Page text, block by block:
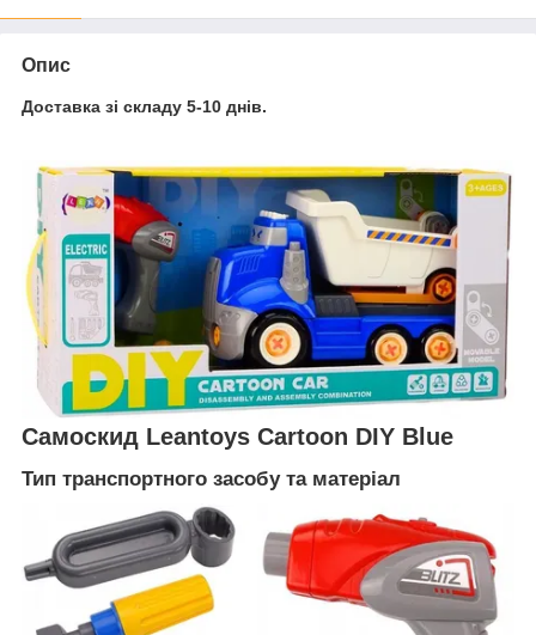
Опис
Доставка зі складу 5-10 днів.
Самоскид Leantoys Cartoon DIY Blue
Тип транспортного засобу та матеріал